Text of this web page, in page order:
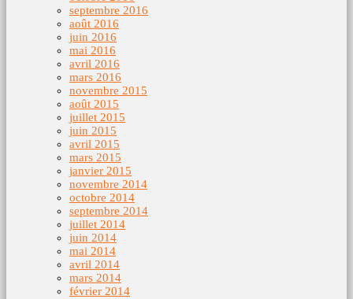
septembre 2016
août 2016
juin 2016
mai 2016
avril 2016
mars 2016
novembre 2015
août 2015
juillet 2015
juin 2015
avril 2015
mars 2015
janvier 2015
novembre 2014
octobre 2014
septembre 2014
juillet 2014
juin 2014
mai 2014
avril 2014
mars 2014
février 2014